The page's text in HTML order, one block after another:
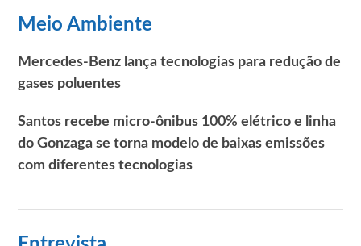
Meio Ambiente
Mercedes-Benz lança tecnologias para redução de
gases poluentes
Santos recebe micro-ônibus 100% elétrico e linha
do Gonzaga se torna modelo de baixas emissões
com diferentes tecnologias